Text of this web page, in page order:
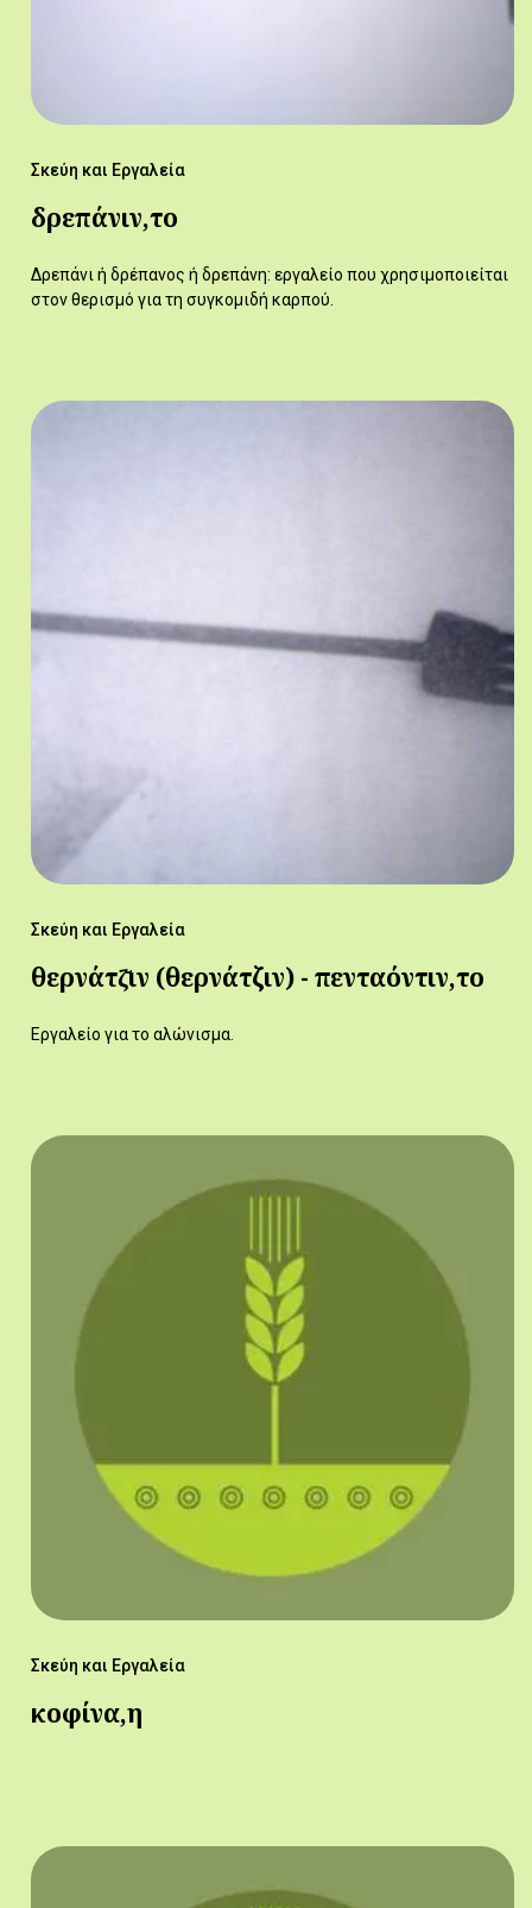
Σκεύη και Εργαλεία
δρεπάνιν,το
Δρεπάνι ή δρέπανος ή δρεπάνη: εργαλείο που χρησιμοποιείται
στον θερισμό για τη συγκομιδή καρπού.
Σκεύη και Εργαλεία
θερνάτζ̆ιν (θερνάτζιν) - πενταόντιν,το
Εργαλείο για το αλώνισμα.
Σκεύη και Εργαλεία
κοφίνα,η